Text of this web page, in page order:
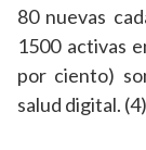
80 nuevas
1500 activas
por ciento)
salud digital. (4)